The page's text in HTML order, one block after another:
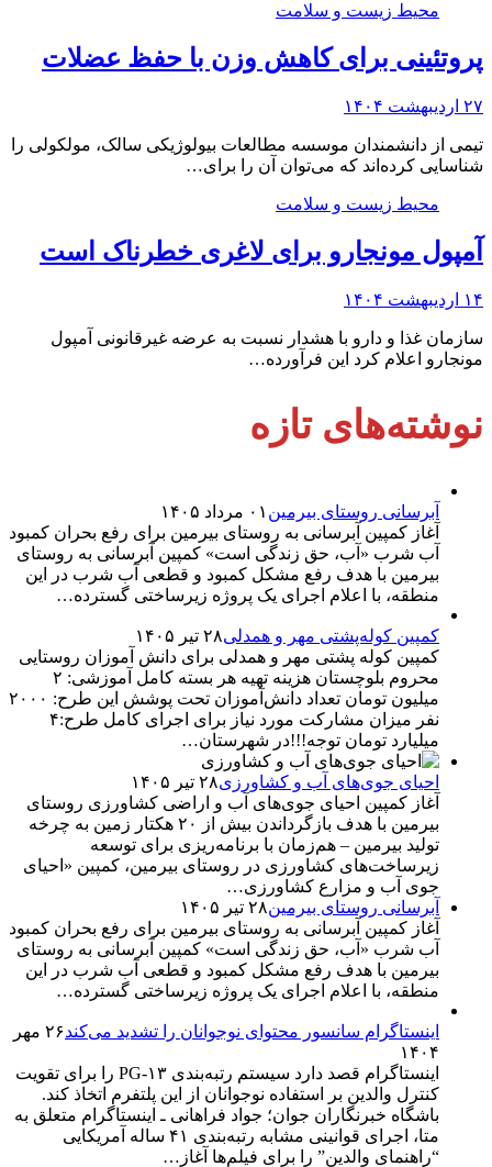
محیط زیست و سلامت
پروتئینی برای کاهش وزن با حفظ عضلات
۲۷ اردیبهشت ۱۴۰۴
تیمی از دانشمندان موسسه مطالعات بیولوژیکی سالک، مولکولی را
شناسایی کرده‌اند که می‌توان آن را برای…
محیط زیست و سلامت
آمپول مونجارو برای لاغری خطرناک است
۱۴ اردیبهشت ۱۴۰۴
سازمان غذا و دارو با هشدار نسبت به عرضه غیرقانونی آمپول
مونجارو اعلام کرد این فرآورده…
نوشته‌های تازه
آبرسانی روستای بیرمین ۰۱ مرداد ۱۴۰۵
آغاز کمپین آبرسانی به روستای بیرمین برای رفع بحران کمبود
آب شرب «آب، حق زندگی است» کمپین آبرسانی به روستای
بیرمین با هدف رفع مشکل کمبود و قطعی آب شرب در این
منطقه، با اعلام اجرای یک پروژه زیرساختی گسترده…
کمپین کوله‌پشتی مهر و همدلی۲۸ تیر ۱۴۰۵
کمپین کوله‌ پشتی مهر و همدلی برای دانش آموزان روستایی
محروم بلوچستان هزینه تهیه هر بسته کامل آموزشی: ۲
میلیون تومان تعداد دانش‌آموزان تحت پوشش این طرح: ۲۰۰۰
نفر میزان مشارکت مورد نیاز برای اجرای کامل طرح:۴
میلیارد تومان توجه!!!در شهرستان…
احیای جوی‌های آب و کشاورزی۲۸ تیر ۱۴۰۵
آغاز کمپین احیای جوی‌های آب و اراضی کشاورزی روستای
بیرمین با هدف بازگرداندن بیش از ۲۰ هکتار زمین به چرخه
تولید بیرمین – هم‌زمان با برنامه‌ریزی برای توسعه
زیرساخت‌های کشاورزی در روستای بیرمین، کمپین «احیای
جوی آب و مزارع کشاورزی…
آبرسانی روستای بیرمین۲۸ تیر ۱۴۰۵
آغاز کمپین آبرسانی به روستای بیرمین برای رفع بحران کمبود
آب شرب «آب، حق زندگی است» کمپین آبرسانی به روستای
بیرمین با هدف رفع مشکل کمبود و قطعی آب شرب در این
منطقه، با اعلام اجرای یک پروژه زیرساختی گسترده…
اینستاگرام سانسور محتوای نوجوانان را تشدید می‌کند
۲۶ مهر
۱۴۰۴
اینستاگرام قصد دارد سیستم رتبه‌بندی PG-۱۳ را برای تقویت
کنترل والدین بر استفاده نوجوانان از این پلتفرم اتخاذ کند.
باشگاه خبرنگاران جوان؛ جواد فراهانی ـ اینستاگرام متعلق به
متا، اجرای قوانینی مشابه رتبه‌بندی ۴۱ ساله آمریکایی
“راهنمای والدین” را برای فیلم‌ها آغاز…